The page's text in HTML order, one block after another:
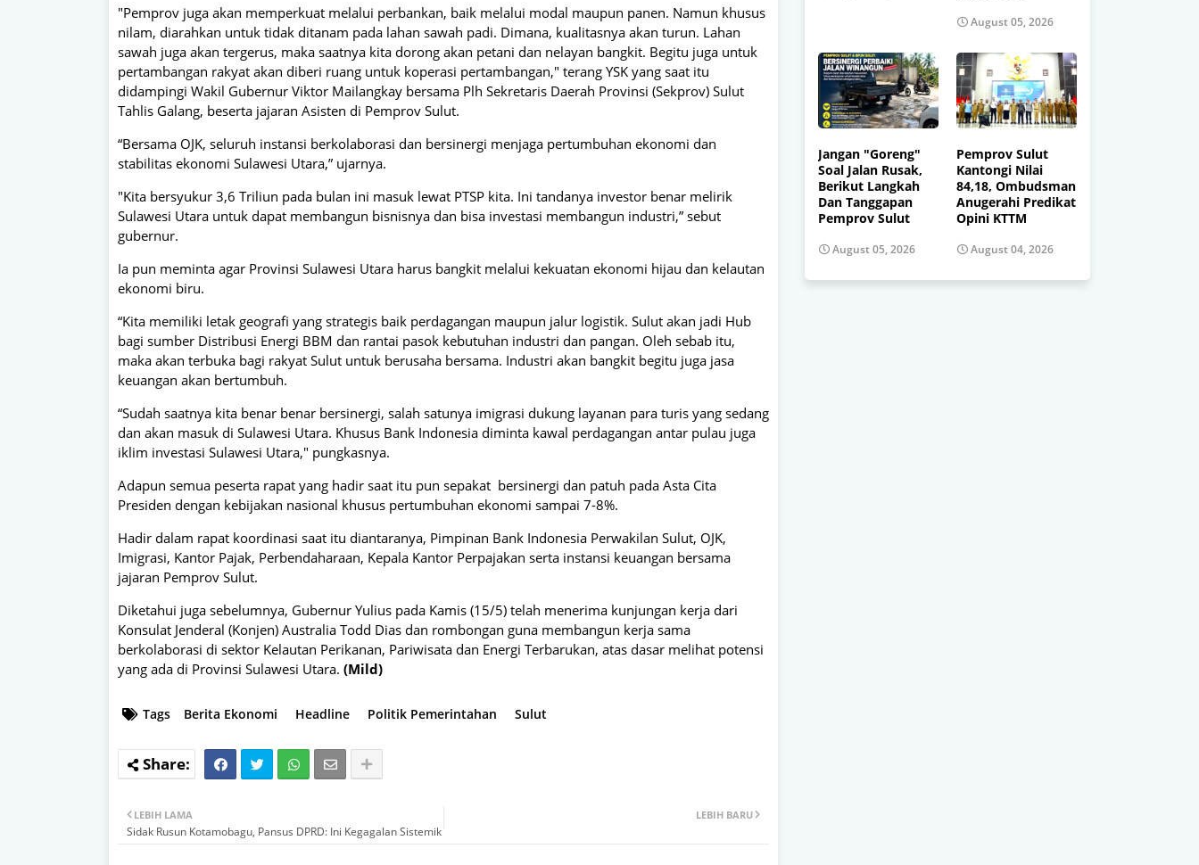
"Pemprov juga akan memperkuat melalui perbankan, baik melalui modal maupun panen. Namun khusus
nilam, diarahkan untuk tidak ditanam pada lahan sawah padi. Dimana, kualitasnya akan turun. Lahan
sawah juga akan tergerus, maka saatnya kita dorong akan petani dan nelayan bangkit. Begitu juga untuk
pertambangan rakyat akan diberi ruang untuk koperasi pertambangan," terang YSK yang saat itu
didampingi Wakil Gubernur Viktor Mailangkay bersama Plh Sekretaris Daerah Provinsi (Sekprov) Sulut
Tahlis Galang, beserta jajaran Asisten di Pemprov Sulut.
“Bersama OJK, seluruh instansi berkolaborasi dan bersinergi menjaga pertumbuhan ekonomi dan
stabilitas ekonomi Sulawesi Utara,” ujarnya.
"Kita bersyukur 3,6 Triliun pada bulan ini masuk lewat PTSP kita. Ini tandanya investor benar melirik
Sulawesi Utara untuk dapat membangun bisnisnya dan bisa investasi membangun industri,” sebut
gubernur.
Ia pun meminta agar Provinsi Sulawesi Utara harus bangkit melalui kekuatan ekonomi hijau dan kelautan
ekonomi biru.
“Kita memiliki letak geografi yang strategis baik perdagangan maupun jalur logistik. Sulut akan jadi Hub
bagi sumber Distribusi Energi BBM dan rantai pasok kebutuhan industri dan pangan. Oleh sebab itu,
maka akan terbuka bagi rakyat Sulut untuk berusaha bersama. Industri akan bangkit begitu juga jasa
keuangan akan bertumbuh.
“Sudah saatnya kita benar benar bersinergi, salah satunya imigrasi dukung layanan para turis yang sedang
dan akan masuk di Sulawesi Utara. Khusus Bank Indonesia diminta kawal perdagangan antar pulau juga
iklim investasi Sulawesi Utara," pungkasnya.
Adapun semua peserta rapat yang hadir saat itu pun sepakat bersinergi dan patuh pada Asta Cita
Presiden dengan kebijakan nasional khusus pertumbuhan ekonomi sampai 7-8%.
Hadir dalam rapat koordinasi saat itu diantaranya, Pimpinan Bank Indonesia Perwakilan Sulut, OJK,
Imigrasi, Kantor Pajak, Perbendaharaan, Kepala Kantor Perpajakan serta instansi keuangan bersama
jajaran Pemprov Sulut.
Diketahui juga sebelumnya, Gubernur Yulius pada Kamis (15/5) telah menerima kunjungan kerja dari
Konsulat Jenderal (Konjen) Australia Todd Dias dan rombongan guna membangun kerja sama
berkolaborasi di sektor Kelautan Perikanan, Pariwisata dan Energi Terbarukan, atas dasar melihat potensi
yang ada di Provinsi Sulawesi Utara. (Mild)
Tags Berita Ekonomi Headline Politik Pemerintahan Sulut
LEBIH BARU
LEBIH LAMA
Sidak Rusun Kotamobagu, Pansus DPRD: Ini Kegagalan Sistemik
August 05, 2026
Jangan "Goreng"
Soal Jalan Rusak,
Berikut Langkah
Dan Tanggapan
Pemprov Sulut
August 05, 2026
Pemprov Sulut
Kantongi Nilai
84,18, Ombudsman
Anugerahi Predikat
Opini KTTM
August 04, 2026